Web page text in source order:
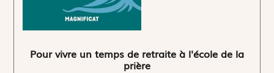
Pour vivre un temps de retraite à l'école de la
prière